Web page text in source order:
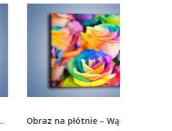
Obraz na płótnie – Wąskie grono kolorowych...